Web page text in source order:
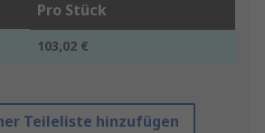
Pro Stück
103,02 €
Teileliste hinzufügen